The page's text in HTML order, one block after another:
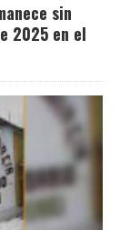
sin
2025 en el